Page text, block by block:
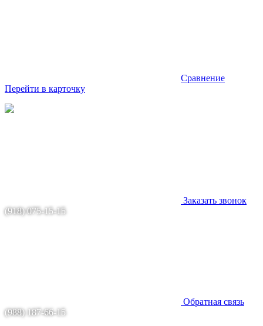
Сравнение
Перейти в карточку
Заказать звонок
(918) 075-15-15
Обратная связь
(988) 187-66-15